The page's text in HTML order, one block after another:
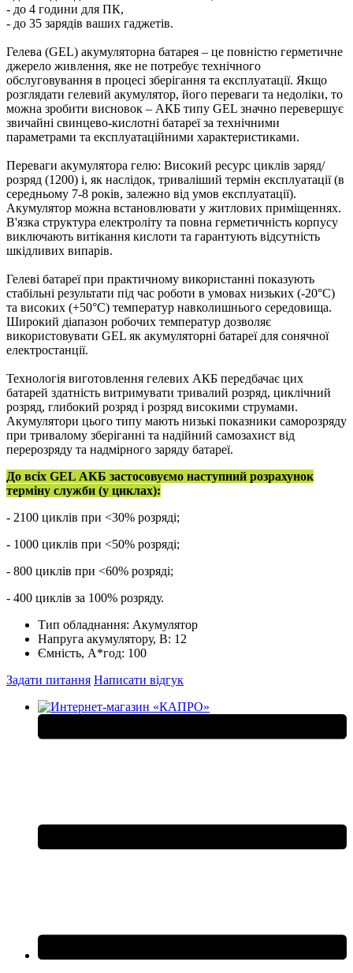
- до 4 години для ПК,
- до 35 зарядів ваших гаджетів.
Гелева (GEL) акумуляторна батарея – це повністю герметичне
джерело живлення, яке не потребує технічного
обслуговування в процесі зберігання та експлуатації. Якщо
розглядати гелевий акумулятор, його переваги та недоліки, то
можна зробити висновок – АКБ типу GEL значно перевершує
звичайні свинцево-кислотні батареї за технічними
параметрами та експлуатаційними характеристиками.
Переваги акумулятора гелю: Високий ресурс циклів заряд/
розряд (1200) і, як наслідок, триваліший термін експлуатації (в
середньому 7-8 років, залежно від умов експлуатації).
Акумулятор можна встановлювати у житлових приміщеннях.
В'язка структура електроліту та повна герметичність корпусу
виключають витікання кислоти та гарантують відсутність
шкідливих випарів.
Гелеві батареї при практичному використанні показують
стабільні результати під час роботи в умовах низьких (-20°С)
та високих (+50°С) температур навколишнього середовища.
Широкий діапазон робочих температур дозволяє
використовувати GEL як акумуляторні батареї для сонячної
електростанції.
Технологія виготовлення гелевих АКБ передбачає цих
батарей здатність витримувати тривалий розряд, циклічний
розряд, глибокий розряд і розряд високими струмами.
Акумулятори цього типу мають низькі показники саморозряду
при тривалому зберіганні та надійний самозахист від
перерозряду та надмірного заряду батареї.
До всіх GEL АКБ застосовуємо наступний розрахунок
терміну служби (у циклах):
- 2100 циклів при <30% розряді;
- 1000 циклів при <50% розряді;
- 800 циклів при <60% розряді;
- 400 циклів за 100% розряду.
Тип обладнання: Акумулятор
Напруга акумулятору, В: 12
Ємність, А*год: 100
Задати питання Написати відгук